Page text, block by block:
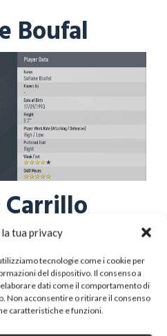
tua privacy
tecnologie come i cookie per
del dispositivo. Il consenso a
dati come il comportamento di
Non acconsentire o ritirare il consenso
caratteristiche e funzioni.
Boufal